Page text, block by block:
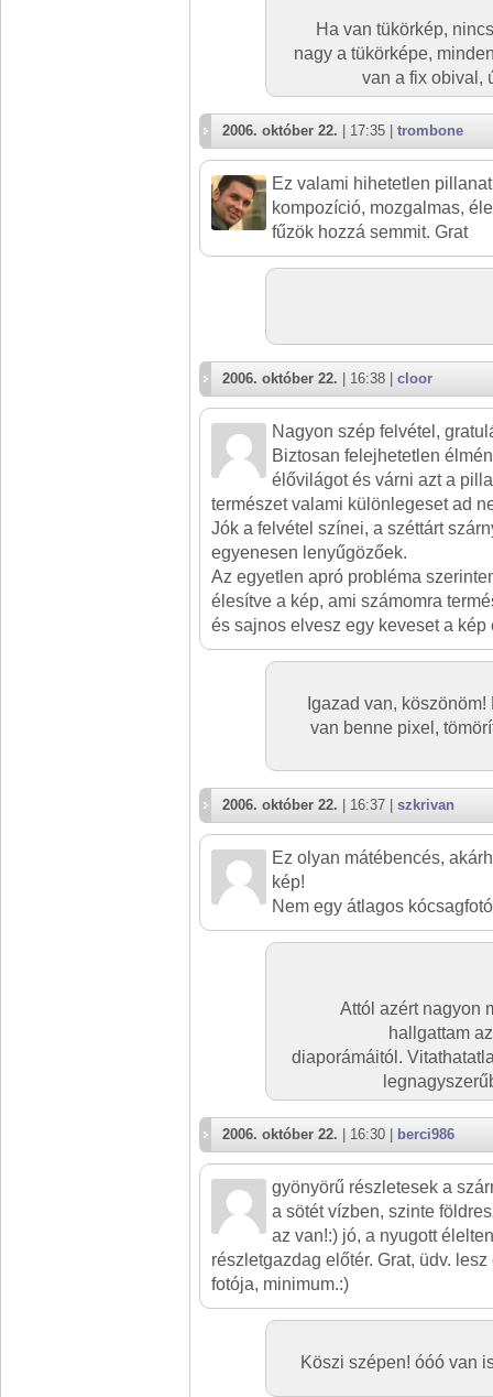
Ha van tükörkép,
nagy a tükörképe,
van a fix obival,
2006. október 22. | 17:35 | trombone
Ez valami hihetetlen
kompozíció, mozgalmas,
fűzök hozzá semmit. Grat
2006. október 22. | 16:38 | cloor
Nagyon szép felvétel,
Biztosan felejhetetlen
élővilágot és várni azt a
természet valami különlegeset ad
Jók a felvétel színei, a széttárt
egyenesen lenyűgözőek.
Az egyetlen apró probléma
élesítve a kép, ami számomra
és sajnos elvesz egy keveset a kép
Igazad van,
van benne pixel,
2006. október 22. | 16:37 | szkrivan
Ez olyan mátébencés,
kép!
Nem egy átlagos
Attól azért nagyon
hallgattam
diaporámáitól.
2006. október 22. | 16:30 | berci986
gyönyörű részletesek a
a sötét vízben, szinte
az van!:) jó, a nyugott
részletgazdag előtér. Grat, üdv.
fotója, minimum.:)
Köszi szépen! óóó van